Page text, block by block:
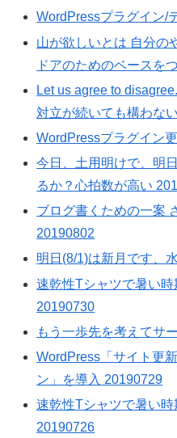
WordPressプラグイン/
山が欲しいとは 自分の
ドアのためのベースを
Let us agree to
対立が続いても構わない
WordPressプラグイン
今日、土用明けで、明
るか？心拍数が高い
ブログ書くための一案
20190802
明日(8/1)は新月です、
速乾性Tシャツで暑い
20190730
もう一歩先を考えてサ
WordPress「サイト更
ン」を導入 20190729
速乾性Tシャツで暑い
20190726